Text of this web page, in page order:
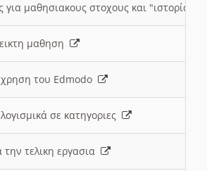
για μαθησιακους στοχους και "ιστορία"
μαθηση
χρηση του Edmodo
σε κατηγοριες
την τελικη εργασια